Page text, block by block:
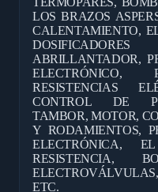
LOS BRAZOS
CALENTAMIENTO,
ABRILLANTADOR,
RESISTENCIAS
CONTROL DE
TAMBOR, MOTOR,
Y RODAMIENTOS,
ELECTRÓNICA,
RESISTENCIA,
ETC.